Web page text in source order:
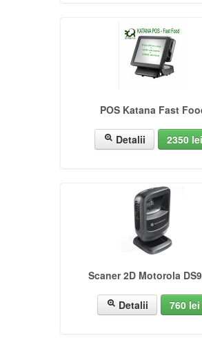
POS Katana Fast
Detalii 2350 lei
Scaner 2D Motorola
Detalii 760 lei